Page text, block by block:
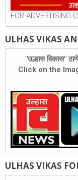
FOR ADVERTISING
ULHAS VIKAS
"उल्हास विकास"
Click on the
ULHAS VIKAS